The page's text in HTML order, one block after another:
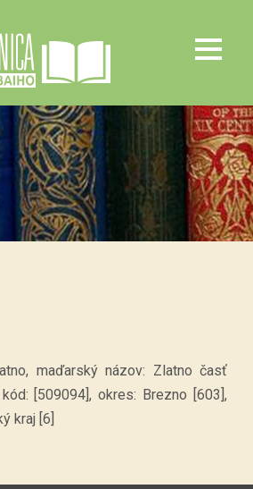
maďarský názov: Zlatno časť
[509094], okres: Brezno [603],
kraj [6]